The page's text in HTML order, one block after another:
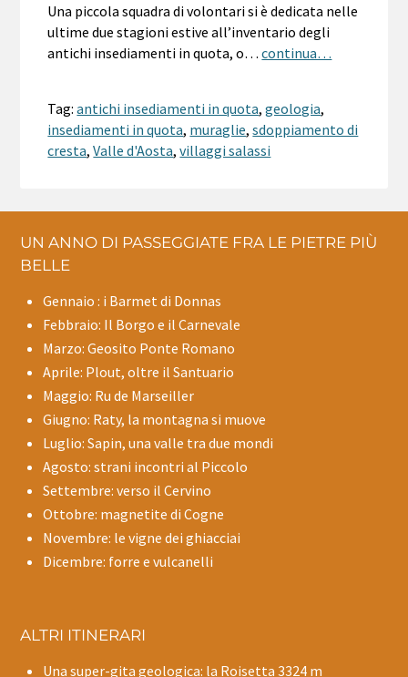
Una piccola squadra di volontari si è dedicata nelle
ultime due stagioni estive all’inventario degli
antichi insediamenti in quota, o…continua…
Tag:antichi insediamenti in quota,geologia,
insediamenti in quota, muraglie,sdoppiamento di
cresta,Valle d'Aosta,villaggi salassi
UN ANNO DI PASSEGGIATE FRA LE PIETRE PIÙ
BELLE
Gennaio : i Barmet di Donnas
Febbraio: Il Borgo e il Carnevale
Marzo: Geosito Ponte Romano
Aprile: Plout, oltre il Santuario
Maggio: Ru de Marseiller
Giugno: Raty, la montagna si muove
Luglio: Sapin, una valle tra due mondi
Agosto: strani incontri al Piccolo
Settembre: verso il Cervino
Ottobre: magnetite di Cogne
Novembre: le vigne dei ghiacciai
Dicembre: forre e vulcanelli
ALTRI ITINERARI
Una super-gita geologica: la Roisetta 3324 m